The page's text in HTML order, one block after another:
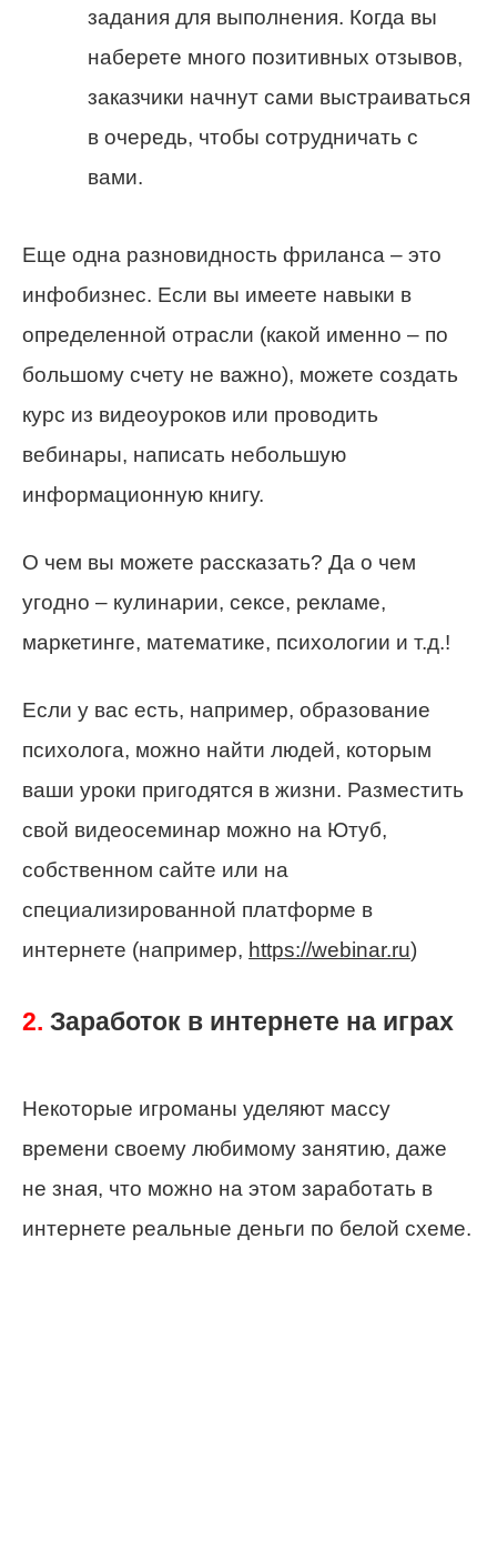
задания для выполнения. Когда вы
наберете много позитивных отзывов,
заказчики начнут сами выстраиваться
в очередь, чтобы сотрудничать с
вами.
Еще одна разновидность фриланса – это
инфобизнес. Если вы имеете навыки в
определенной отрасли (какой именно – по
большому счету не важно), можете создать
курс из видеоуроков или проводить
вебинары, написать небольшую
информационную книгу.
О чем вы можете рассказать? Да о чем
угодно – кулинарии, сексе, рекламе,
маркетинге, математике, психологии и т.д.!
Если у вас есть, например, образование
психолога, можно найти людей, которым
ваши уроки пригодятся в жизни. Разместить
свой видеосеминар можно на Ютуб,
собственном сайте или на
специализированной платформе в
интернете (например, https://webinar.ru)
2. Заработок в интернете на играх
Некоторые игроманы уделяют массу
времени своему любимому занятию, даже
не зная, что можно на этом заработать в
интернете реальные деньги по белой схеме.